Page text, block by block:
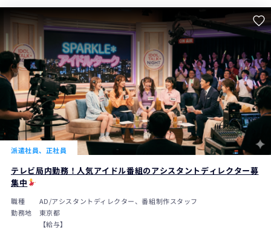
派遣社員、正社員
テレビ局内勤務！人気アイドル番組のアシスタントディレクター募
集中
職種
AD/アシスタントディレクター、番組制作スタッフ
勤務地
東京都
【給与】